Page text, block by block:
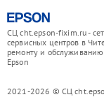
СЦ cht.epson-fixim.ru -
сервисных центров в
ремонту и
Epson
2021-2026 © СЦ